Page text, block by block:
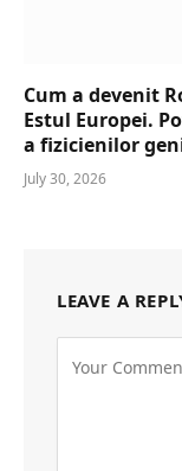
Cum a devenit
Estul Europei.
a fizicienilor
July 30, 2026
LEAVE A